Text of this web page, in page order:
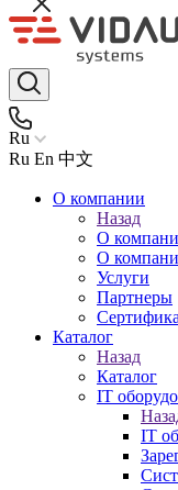
Ru
Ru En 中文
О компании
Назад
О
О
Услуги
Партнеры
Каталог
Назад
Каталог
IT
IT